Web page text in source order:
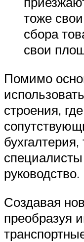
тоже
сбора
свои
Помимо
строения,
бухгалтерия,
руководство.
Создавая
преобразуя